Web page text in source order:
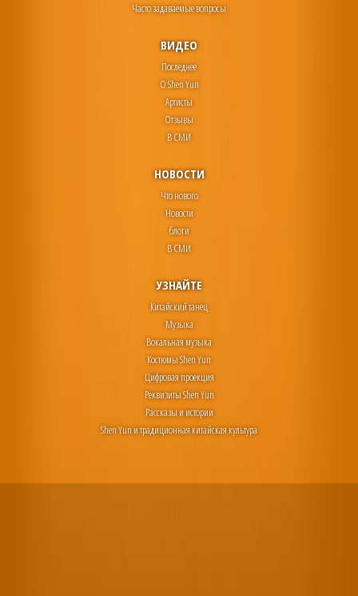
Часто задаваемые вопросы
ВИДЕО
Последнее
О Shen Yun
Артисты
Отзывы
В СМИ
НОВОСТИ
Что нового
Новости
блоги
В СМИ
УЗНАЙТЕ
Китайский танец
Музыка
Вокальная музыка
Костюмы Shen Yun
Цифровая проекция
Реквизиты Shen Yun
Рассказы и истории
Shen Yun и традиционная китайская культура